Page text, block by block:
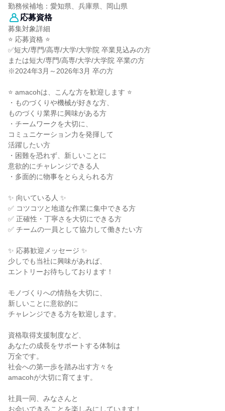
勤務候補地：愛知県、兵庫県、岡山県
応募資格
募集対象詳細
⭐ 応募資格 ⭐
✅短大/専門/高専/大学/大学院 卒業見込みの方
または短大/専門/高専/大学/大学院 卒業の方
※2024年3月～2026年3月 卒の方
⭐ amacohは、こんな方を歓迎します ⭐
・ものづくりや機械が好きな方、
ものづくり業界に興味がある方
・チームワークを大切に、
コミュニケーション力を発揮して
活躍したい方
・困難を恐れず、新しいことに
意欲的にチャレンジできる人
・多面的に物事をとらえられる方
✨ 向いている人 ✨
✅ コツコツと地道な作業に集中できる方
✅ 正確性・丁寧さを大切にできる方
✅ チームの一員として協力して働きたい方
✨ 応募歓迎メッセージ ✨
少しでも当社に興味があれば、
エントリーお待ちしております！
モノづくりへの情熱を大切に、
新しいことに意欲的に
チャレンジできる方を歓迎します。
資格取得支援制度など、
あなたの成長をサポートする体制は
万全です。
社会への第一歩を踏み出す方々を
amacohが大切に育てます。
社員一同、みなさんと
お会いできることを楽しみにしています！